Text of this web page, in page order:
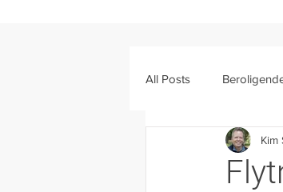
All Posts
Mental træning Kim